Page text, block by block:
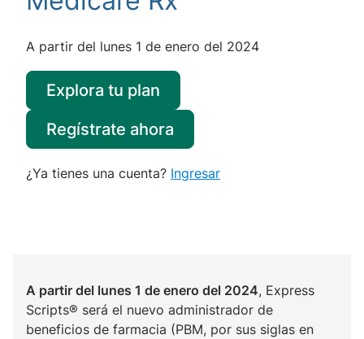
A partir del lunes 1 de enero del 2024
Explora tu plan
Regístrate ahora
¿Ya tienes una cuenta? Ingresar
A partir del lunes 1 de enero del 2024, Express
Scripts® será el nuevo administrador de
beneficios de farmacia (PBM, por sus siglas en